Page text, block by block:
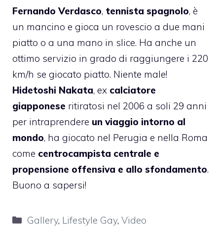
Fernando Verdasco, tennista spagnolo, è
un mancino e gioca un rovescio a due mani
piatto o a una mano in slice. Ha anche un
ottimo servizio in grado di raggiungere i 220
km/h se giocato piatto. Niente male!
Hidetoshi Nakata, ex calciatore
giapponese ritiratosi nel 2006 a soli 29 anni
per intraprendere un viaggio intorno al
mondo, ha giocato nel Perugia e nella Roma
come centrocampista centrale e
propensione offensiva e allo sfondamento.
Buono a sapersi!
Categorie
Gallery, Lifestyle Gay,Video